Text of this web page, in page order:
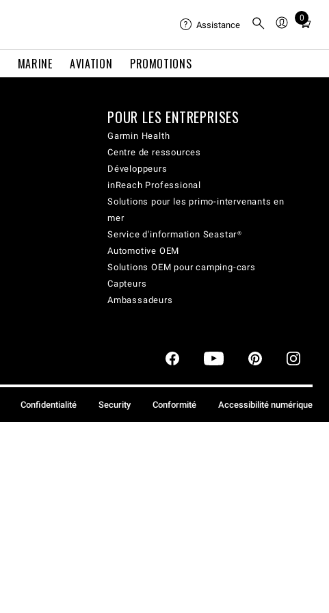
MARINE AVIATION PROMOTIONS
Assistance
0
Total
cart:
POUR LES ENTREPRISES
Garmin Health
Centre de ressources
Développeurs
inReach Professional
Solutions pour les primo-intervenants en
mer
Service d'information Seastar®
Automotive OEM
Solutions OEM pour camping-cars
Capteurs
Ambassadeurs
Confidentialité Security Conformité Accessibilité numérique